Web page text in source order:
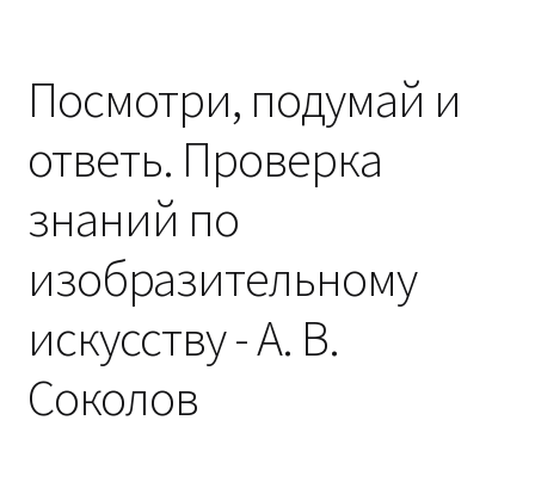
Посмотри, подумай и
ответь. Проверка
знаний по
изобразительному
искусству - А. В.
Соколов